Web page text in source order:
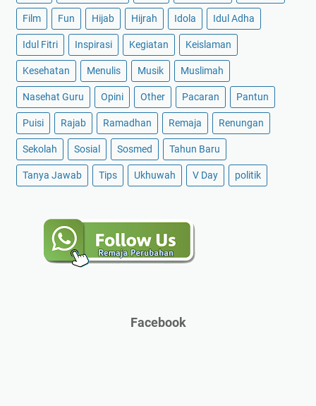
Film Fun Hijab Hijrah Idola Idul Adha
Idul Fitri Inspirasi Kegiatan Keislaman
Kesehatan Menulis Musik Muslimah
Nasehat Guru Opini Other Pacaran Pantun
Puisi Rajab Ramadhan Remaja Renungan
Sekolah Sosial Sosmed Tahun Baru
Tanya Jawab Tips Ukhuwah V Day politik
Facebook